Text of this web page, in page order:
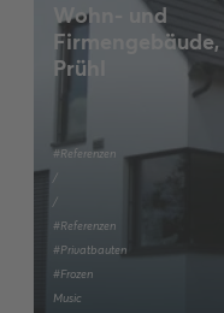
Wohn- und
Firmengebäude,
Prühl
#Referenzen
/
/
#Referenzen
#Privatbauten
#Frozen
Music